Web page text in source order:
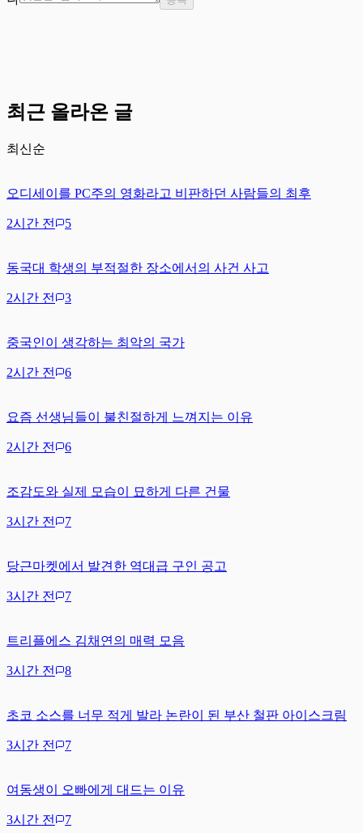
최근 올라온 글
최신순
오디세이를 PC주의 영화라고 비판하던 사람들의 최후
2시간 전 5
동국대 학생의 부적절한 장소에서의 사건 사고
2시간 전 3
중국인이 생각하는 최악의 국가
2시간 전 6
요즘 선생님들이 불친절하게 느껴지는 이유
2시간 전 6
조감도와 실제 모습이 묘하게 다른 건물
3시간 전 7
당근마켓에서 발견한 역대급 구인 공고
3시간 전 7
트리플에스 김채연의 매력 모음
3시간 전 8
초코 소스를 너무 적게 발라 논란이 된 부산 철판 아이스크림
3시간 전 7
여동생이 오빠에게 대드는 이유
3시간 전 7